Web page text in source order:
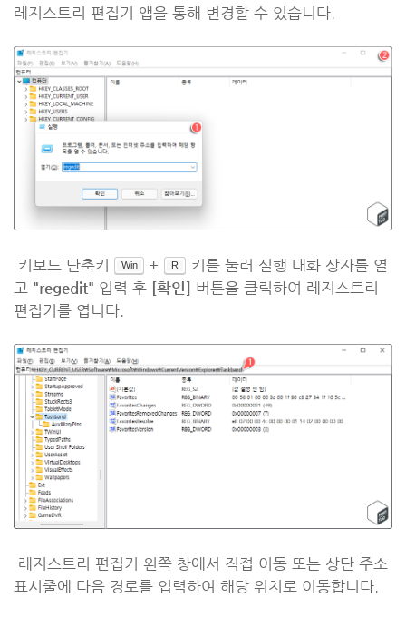
레지스트리 편집기 앱을 통해 변경할 수 있습니다.
키보드 단축키 Win + R
키를 눌러 실행 대화 상자를 열
고 "regedit" 입력 후 [확인] 버튼을 클릭하여 레지스트리
편집기를 엽니다.
레지스트리 편집기 왼쪽 창에서 직접 이동 또는 상단 주소
표시줄에 다음 경로를 입력하여 해당 위치로 이동합니다.